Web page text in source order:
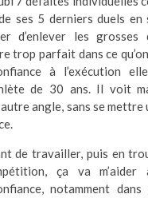
ses 5 derniers duels en
d’enlever les grosses
trop parfait dans ce
à l’exécution
de 30 ans. Il voit
angle, sans se mettre
de travailler, puis en
ça va
notamment